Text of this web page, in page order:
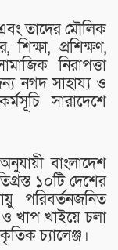
তাদের মৌলিক
শিক্ষা, প্রশিক্ষণ,
নিরাপত্তা
নগদ সাহায্য ও
সারাদেশে
বাংলাদেশ
১০টি দেশের
পরিবর্তনজনিত
ও খাপ খাইয়ে চলা
চ্যালেঞ্জ।